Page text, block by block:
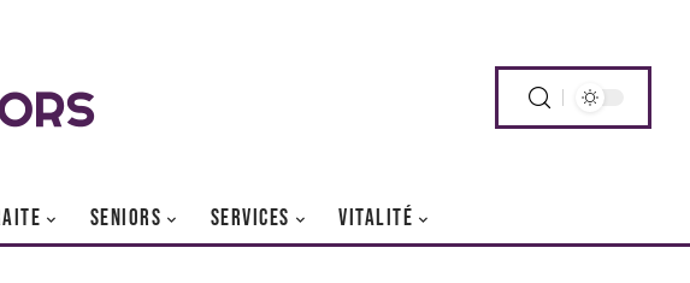
SENIORS SERVICES VITALITÉ